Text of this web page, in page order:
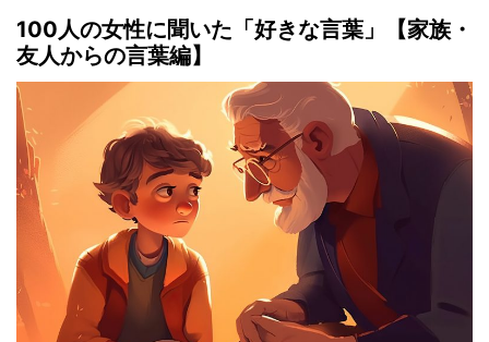
100人の女性に聞いた「好きな言葉」【家族・
友人からの言葉編】